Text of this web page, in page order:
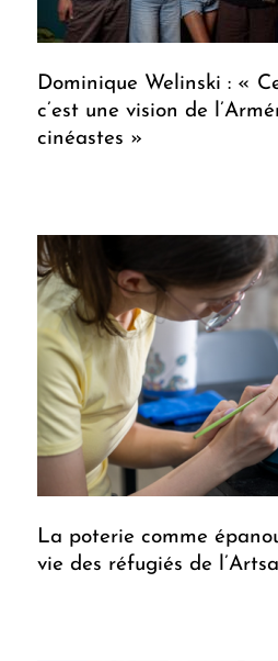
Dominique Welinski : «
c’est une vision de
cinéastes »
La poterie comme
vie des réfugiés de